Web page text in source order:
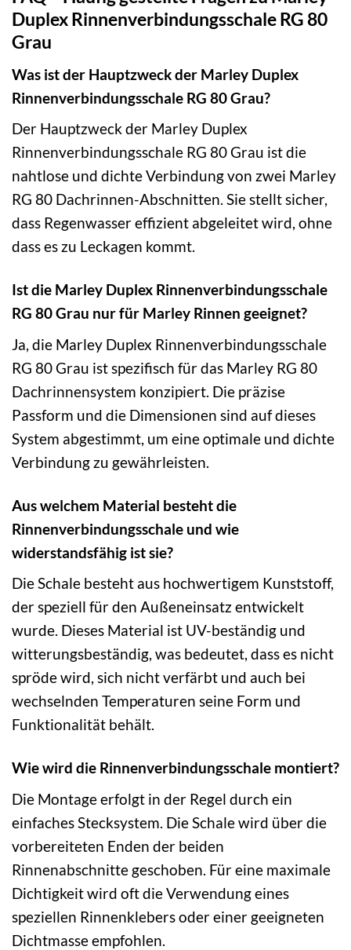
Duplex Rinnenverbindungsschale RG 80
Grau
Was ist der Hauptzweck der Marley Duplex
Rinnenverbindungsschale RG 80 Grau?
Der Hauptzweck der Marley Duplex
Rinnenverbindungsschale RG 80 Grau ist die
nahtlose und dichte Verbindung von zwei Marley
RG 80 Dachrinnen-Abschnitten. Sie stellt sicher,
dass Regenwasser effizient abgeleitet wird, ohne
dass es zu Leckagen kommt.
Ist die Marley Duplex Rinnenverbindungsschale
RG 80 Grau nur für Marley Rinnen geeignet?
Ja, die Marley Duplex Rinnenverbindungsschale
RG 80 Grau ist spezifisch für das Marley RG 80
Dachrinnensystem konzipiert. Die präzise
Passform und die Dimensionen sind auf dieses
System abgestimmt, um eine optimale und dichte
Verbindung zu gewährleisten.
Aus welchem Material besteht die
Rinnenverbindungsschale und wie
widerstandsfähig ist sie?
Die Schale besteht aus hochwertigem Kunststoff,
der speziell für den Außeneinsatz entwickelt
wurde. Dieses Material ist UV-beständig und
witterungsbeständig, was bedeutet, dass es nicht
spröde wird, sich nicht verfärbt und auch bei
wechselnden Temperaturen seine Form und
Funktionalität behält.
Wie wird die Rinnenverbindungsschale montiert?
Die Montage erfolgt in der Regel durch ein
einfaches Stecksystem. Die Schale wird über die
vorbereiteten Enden der beiden
Rinnenabschnitte geschoben. Für eine maximale
Dichtigkeit wird oft die Verwendung eines
speziellen Rinnenklebers oder einer geeigneten
Dichtmasse empfohlen.